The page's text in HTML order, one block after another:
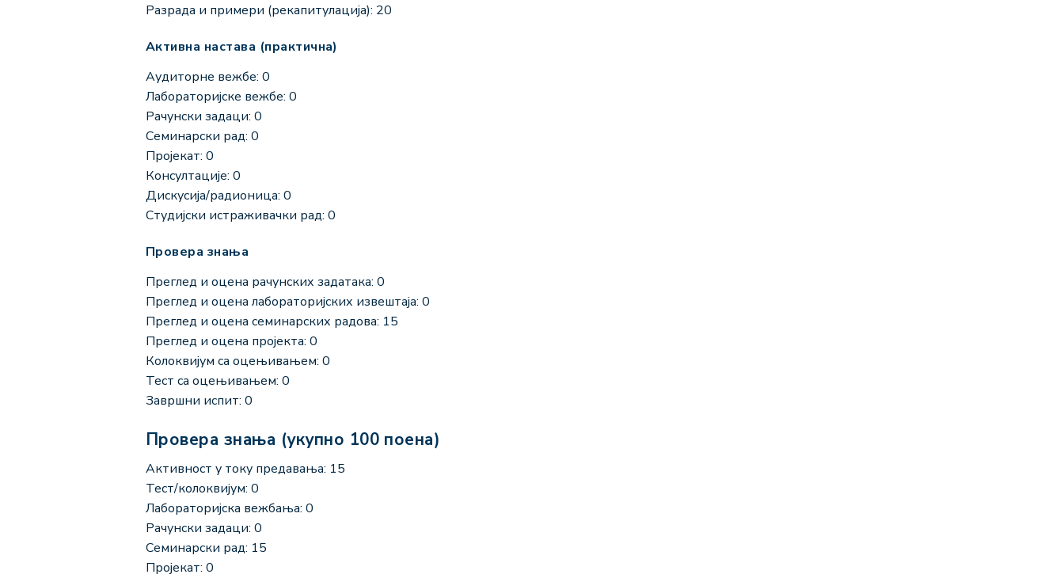
Разрада и примери (рекапитулација): 20
Активна настава (практична)
Аудиторне вежбе: 0
Лабораторијске вежбе: 0
Рачунски задаци: 0
Семинарски рад: 0
Пројекат: 0
Консултације: 0
Дискусија/радионица: 0
Студијски истраживачки рад: 0
Провера знања
Преглед и оцена рачунских задатака: 0
Преглед и оцена лабораторијских извештаја: 0
Преглед и оцена семинарских радова: 15
Преглед и оцена пројекта: 0
Колоквијум са оцењивањем: 0
Тест са оцењивањем: 0
Завршни испит: 0
Провера знања (укупно 100 поена)
Активност у току предавања: 15
Тест/колоквијум: 0
Лабораторијска вежбања: 0
Рачунски задаци: 0
Семинарски рад: 15
Пројекат: 0